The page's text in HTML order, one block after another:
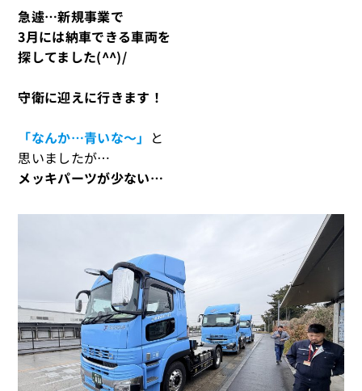
急遽…新規事業で
3月には納車できる車両を
探してました(^^)/
守衛に迎えに行きます！
「なんか…青いな～」 と
思いましたが…
メッキパーツが少ない…